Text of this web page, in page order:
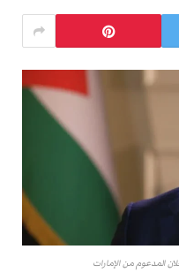
المدعوم من الإمارات